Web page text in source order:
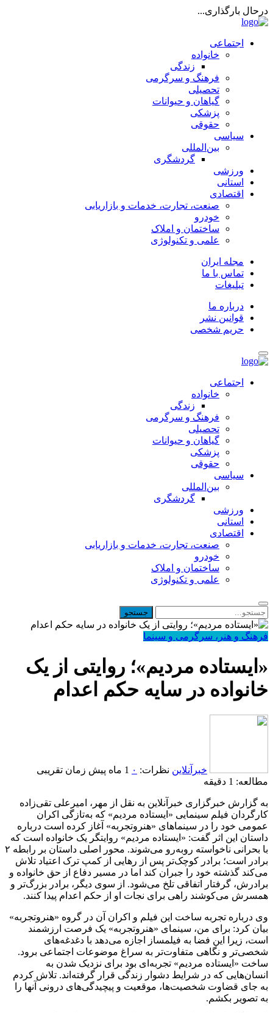
درحال بارگذاری...
اجتماعی
خانواده
زندگی
فرهنگ و سرگرمی
تحصیلی
گیاهان و حیوانات
پزشکی
حقوقی
سیاسی
بین‌المللی
گردشگری
ورزشی
استانی
اقتصادی
صنعت، تجارت، خدمات و بازاریابی
خودرو
ساختمان و املاک
علمی و تکنولوژی
مجله ایران
تماس با ما
تبلیغات
درباره ما
قوانین نشر
حریم شخصی
اجتماعی
خانواده
زندگی
فرهنگ و سرگرمی
تحصیلی
گیاهان و حیوانات
پزشکی
حقوقی
سیاسی
بین‌المللی
گردشگری
ورزشی
استانی
اقتصادی
صنعت، تجارت، خدمات و بازاریابی
خودرو
ساختمان و املاک
علمی و تکنولوژی
فرهنگ و هنر، سرگرمی و سینما
«ایستاده مردیم»؛ روایتی از یک
خانواده در سایه حکم اعدام
خبرآنلاین نظرات: ۰ 1 ماه پیش
زمان تقریبی
مطالعه: 1 دقیقه
به گزارش خبرگزاری خبرآنلاین به نقل از مهر، امیرعلی تقی‌زاده
کارگردان فیلم سینمایی «ایستاده مردیم» که به‌تازگی اکران
عمومی خود را در سینماهای «هنروتجربه» آغاز کرده است درباره
داستان این اثر گفت: «ایستاده مردیم» روایتگر یک خانواده است که
با بحرانی ناخواسته روبه‌رو می‌شوند. محور اصلی داستان بر رابطه ۲
برادر است؛ برادر کوچک‌تر پس از رهایی از کمپ ترک اعتیاد تلاش
می‌کند گذشته خود را جبران کند اما در مسیر دفاع از حق خانواده و
برادرش، گرفتار اتفاقی تلخ می‌شود. از سوی دیگر، برادر بزرگ‌تر و
همسرش می‌کوشند راهی برای نجات او از حکم اعدام پیدا کنند.
وی درباره تجربه ساخت این فیلم و اکران آن در گروه «هنروتجربه»
بیان کرد: برای من، سینمای «هنروتجربه» یک فرصت ارزشمند
است، زیرا این فضا به فیلمساز اجازه می‌دهد با دغدغه‌های
شخصی‌تر و نگاهی متفاوت‌تر به سراغ موضوعات اجتماعی برود.
ساخت «ایستاده مردیم» تجربه‌ای بود برای نزدیک شدن به
انسان‌هایی که در شرایط دشوار زندگی قرار گرفته‌اند. تلاش کردم
به جای قضاوت شخصیت‌ها، موقعیت و پیچیدگی‌های درونی آنها را
به تصویر بکشم.